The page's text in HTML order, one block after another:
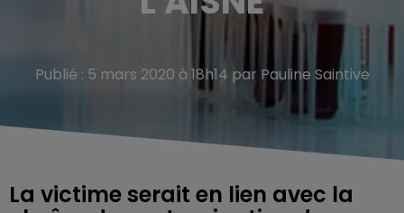
Publié : 5 mars 2020 à 18h14 par Pauline Saintive
La victime serait en lien avec la